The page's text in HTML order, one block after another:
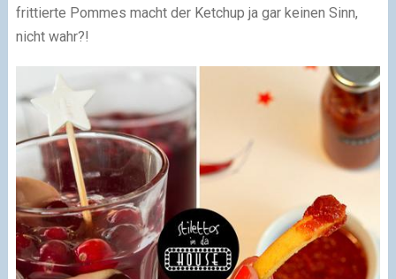
frittierte Pommes macht der Ketchup ja gar keinen Sinn,
nicht wahr?!